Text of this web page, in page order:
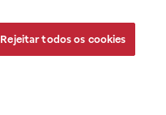
Rejeitar todos os cookies